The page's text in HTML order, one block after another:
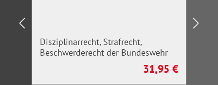
Disziplinarrecht, Strafrecht,
Beschwerderecht der Bundeswehr
Regulärer Preis:
31,95 €